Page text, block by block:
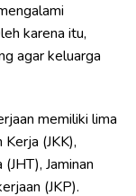
karena itu,
agar keluarga
memiliki lima
(JKK),
Jaminan
(JKP).